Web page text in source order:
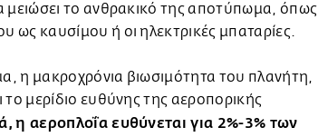
μειώσει το ανθρακικό της αποτύπωμα, όπως
ως καυσίμου ή οι ηλεκτρικές μπαταρίες.
η μακροχρόνια βιωσιμότητα του πλανήτη,
το μερίδιο ευθύνης της αεροπορικής
η αεροπλοΐα ευθύνεται για 2%-3% των